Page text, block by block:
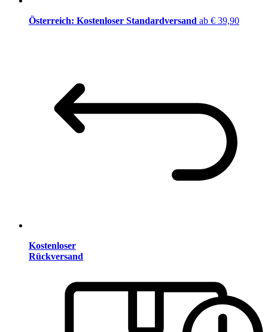
Österreich: Kostenloser Standardversand ab € 39,90
Kostenloser
Rückversand